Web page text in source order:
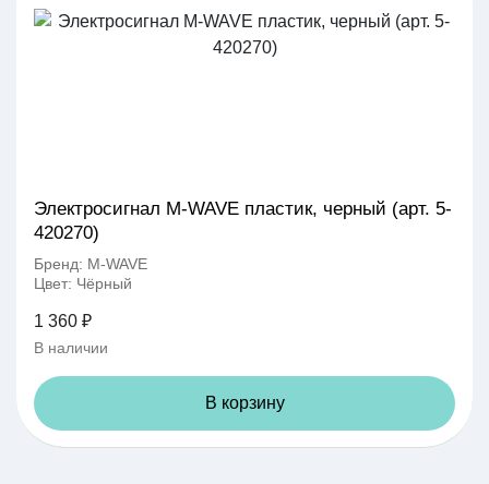
Электросигнал M-WAVE пластик, черный (арт. 5-
420270)
Бренд: M-WAVE
Цвет: Чёрный
1 360 ₽
В наличии
В корзину